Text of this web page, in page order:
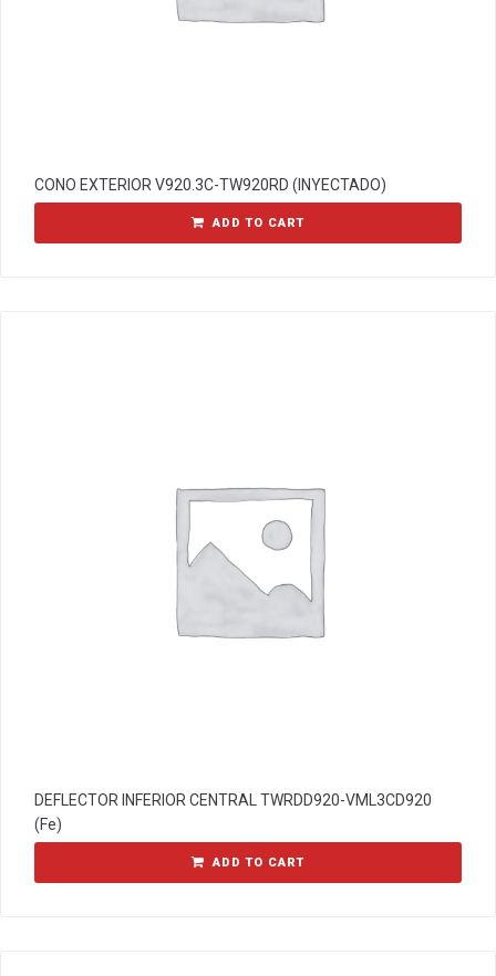
CONO EXTERIOR V920.3C-TW920RD (INYECTADO)
ADD TO CART
DEFLECTOR INFERIOR CENTRAL TWRDD920-VML3CD920
(Fe)
ADD TO CART